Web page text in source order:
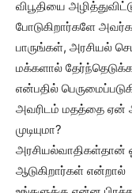
விபூதியை
போடுகிறார்களே
பாருங்கள், அரசியல்
மக்களால்
என்பதில்
அவரிடம் மதத்தை ஏன்
முடியுமா?
அரசியல்வாதிகள்தான்
ஆடுகிறார்கள் என்றால்